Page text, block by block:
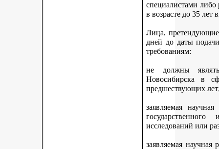
специалистами
в возрасте до 35 лет
Лица,
дней до даты
требованиям:
не должны
Новосибирска в
предшествующих
заявляемая
исследований или
заявляемая